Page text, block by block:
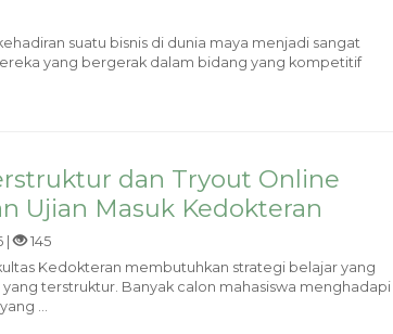
suatu bisnis di dunia maya menjadi sangat
yang bergerak dalam bidang yang kompetitif
dan Tryout Online
Ujian Masuk Kedokteran
|
145
Kedokteran membutuhkan strategi belajar yang
yang terstruktur. Banyak calon mahasiswa menghadapi
...